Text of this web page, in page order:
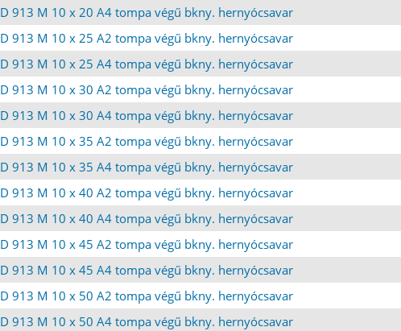
D 913 M 10 x 20 A4 tompa végű bkny. hernyócsavar
D 913 M 10 x 25 A2 tompa végű bkny. hernyócsavar
D 913 M 10 x 25 A4 tompa végű bkny. hernyócsavar
D 913 M 10 x 30 A2 tompa végű bkny. hernyócsavar
D 913 M 10 x 30 A4 tompa végű bkny. hernyócsavar
D 913 M 10 x 35 A2 tompa végű bkny. hernyócsavar
D 913 M 10 x 35 A4 tompa végű bkny. hernyócsavar
D 913 M 10 x 40 A2 tompa végű bkny. hernyócsavar
D 913 M 10 x 40 A4 tompa végű bkny. hernyócsavar
D 913 M 10 x 45 A2 tompa végű bkny. hernyócsavar
D 913 M 10 x 45 A4 tompa végű bkny. hernyócsavar
D 913 M 10 x 50 A2 tompa végű bkny. hernyócsavar
D 913 M 10 x 50 A4 tompa végű bkny. hernyócsavar